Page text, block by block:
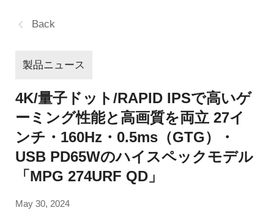
Back
製品ニュース
4K/量子ドット/RAPID IPSで高いゲ
ーミング性能と高画質を両立 27イ
ンチ・160Hz・0.5ms（GTG）・
USB PD65Wのハイスペックモデル
「MPG 274URF QD」
May 30, 2024